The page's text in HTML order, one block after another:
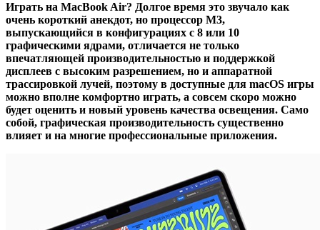
Играть на MacBook Air? Долгое время это звучало как
очень короткий анекдот, но процессор M3,
выпускающийся в конфигурациях с 8 или 10
графическими ядрами, отличается не только
впечатляющей производительностью и поддержкой
дисплеев с высоким разрешением, но и аппаратной
трассировкой лучей, поэтому в доступные для macOS игры
можно вполне комфортно играть, а совсем скоро можно
будет оценить и новый уровень качества освещения. Само
собой, графическая производительность существенно
влияет и на многие профессиональные приложения.